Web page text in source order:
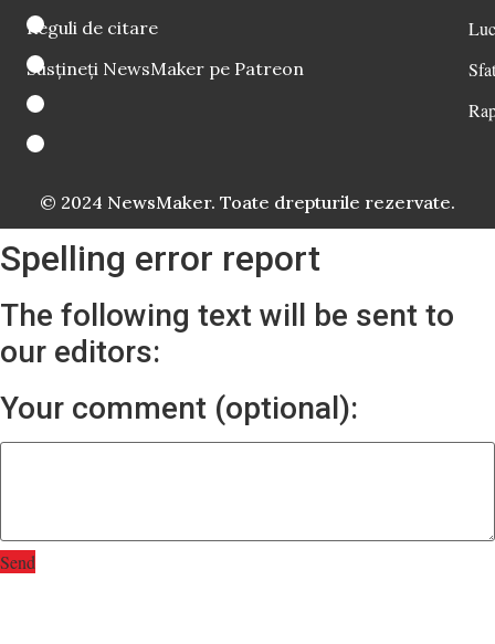
Reguli de citare
Susțineți NewsMaker pe Patreon
© 2024 NewsMaker. Toate drepturile rezervate.
Spelling error report
The following text will be sent to
our editors:
Your comment (optional):
Send